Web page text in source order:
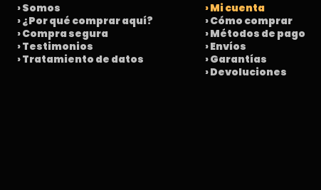
› Somos
› ¿Por qué comprar aquí?
› Compra segura
› Testimonios
› Tratamiento de datos
› Mi cuenta
› Cómo comprar
› Métodos de pago
› Envíos
› Garantías
› Devoluciones